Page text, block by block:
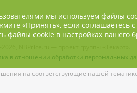
в отношении обработки персональных
на соответствующие нашей
мы используем файлы
«Принять», если соглашаетесь
cookie в настройках вашего